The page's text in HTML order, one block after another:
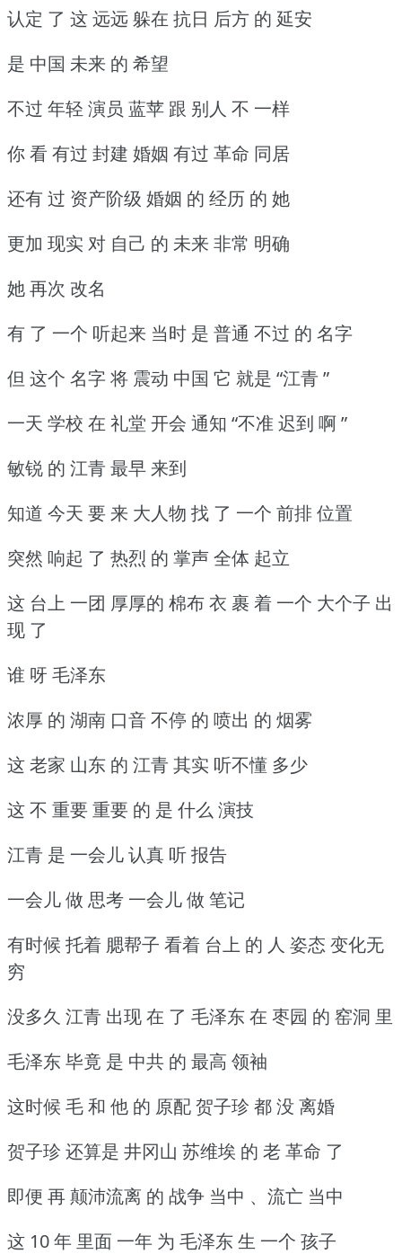
认定 了 这 远远 躲在 抗日 后方 的 延安
是 中国 未来 的 希望
不过 年轻 演员 蓝苹 跟 别人 不 一样
你 看 有过 封建 婚姻 有过 革命 同居
还有 过 资产阶级 婚姻 的 经历 的 她
更加 现实 对 自己 的 未来 非常 明确
她 再次 改名
有 了 一个 听起来 当时 是 普通 不过 的 名字
但 这个 名字 将 震动 中国 它 就是 “江青 ”
一天 学校 在 礼堂 开会 通知 “不准 迟到 啊 ”
敏锐 的 江青 最早 来到
知道 今天 要 来 大人物 找 了 一个 前排 位置
突然 响起 了 热烈 的 掌声 全体 起立
这 台上 一团 厚厚的 棉布 衣 裹 着 一个 大个子 出
现 了
谁 呀 毛泽东
浓厚 的 湖南 口音 不停 的 喷出 的 烟雾
这 老家 山东 的 江青 其实 听不懂 多少
这 不 重要 重要 的 是 什么 演技
江青 是 一会儿 认真 听 报告
一会儿 做 思考 一会儿 做 笔记
有时候 托着 腮帮子 看着 台上 的 人 姿态 变化无
穷
没多久 江青 出现 在 了 毛泽东 在 枣园 的 窑洞 里
毛泽东 毕竟 是 中共 的 最高 领袖
这时候 毛 和 他 的 原配 贺子珍 都 没 离婚
贺子珍 还算是 井冈山 苏维埃 的 老 革命 了
即便 再 颠沛流离 的 战争 当中 、流亡 当中
这 10 年 里面 一年 为 毛泽东 生 一个 孩子